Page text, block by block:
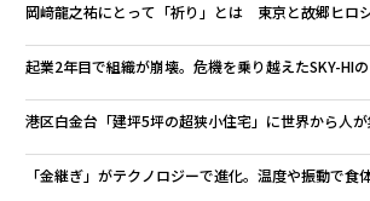
岡﨑龍之祐にとって「祈り」とは 東京と故郷ヒロ
起業2年目で組織が崩壊。危機を乗り越えたSKY-HI
港区白金台「建坪5坪の超狭小住宅」に世界から人
「金継ぎ」がテクノロジーで進化。温度や振動で食